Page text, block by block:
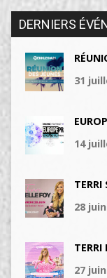
DERNIERS
31
14
TERRI
28
TERRI
27